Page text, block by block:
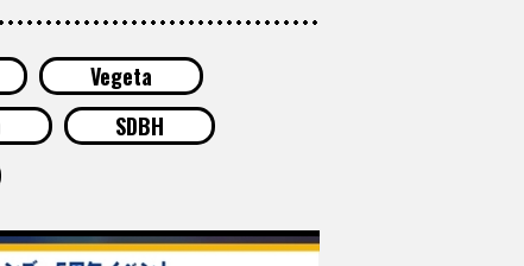
Vegeta
SDBH